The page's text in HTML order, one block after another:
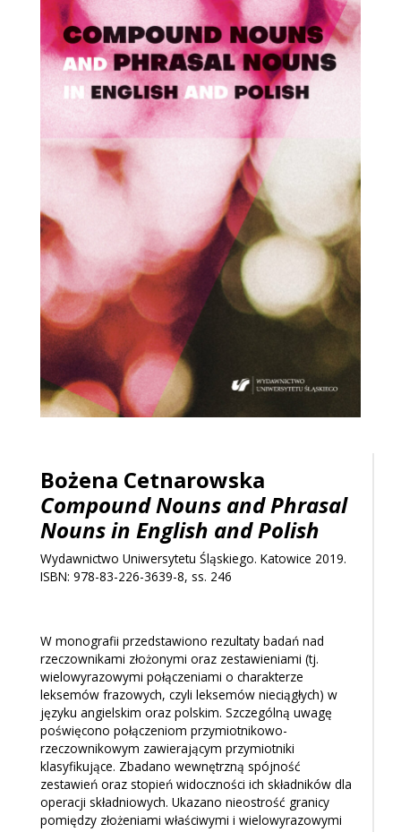
Bożena Cetnarowska
Compound Nouns and Phrasal
Nouns in English and Polish
Wydawnictwo Uniwersytetu Śląskiego. Katowice 2019.
ISBN: 978-83-226-3639-8, ss. 246
W monografii przedstawiono rezultaty badań nad
rzeczownikami złożonymi oraz zestawieniami (tj.
wielowyrazowymi połączeniami o charakterze
leksemów frazowych, czyli leksemów nieciągłych) w
języku angielskim oraz polskim. Szczególną uwagę
poświęcono połączeniom przymiotnikowo-
rzeczownikowym zawierającym przymiotniki
klasyfikujące. Zbadano wewnętrzną spójność
zestawień oraz stopień widoczności ich składników dla
operacji składniowych. Ukazano nieostrość granicy
pomiędzy złożeniami właściwymi i wielowyrazowymi